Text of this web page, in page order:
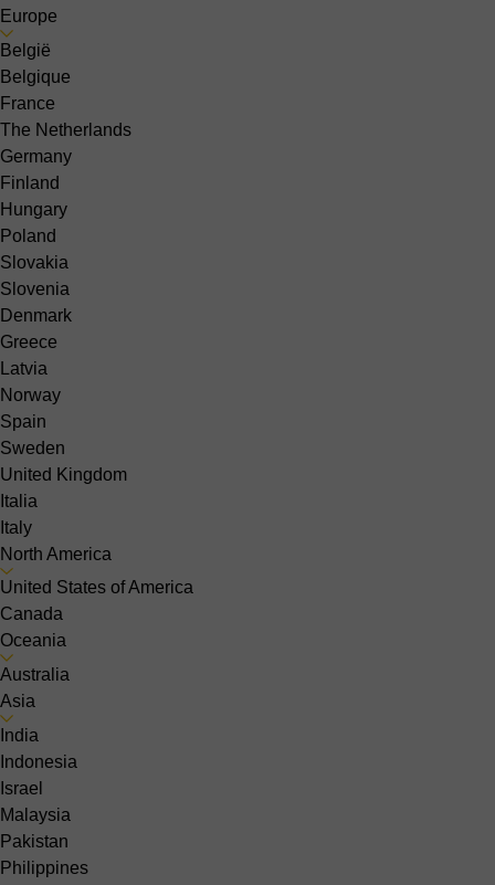
Europe
België
Belgique
France
The Netherlands
Germany
Finland
Hungary
Poland
Slovakia
Slovenia
Denmark
Greece
Latvia
Norway
Spain
Sweden
United Kingdom
Italia
Italy
North America
United States of America
Canada
Oceania
Australia
Asia
India
Indonesia
Israel
Malaysia
Pakistan
Philippines